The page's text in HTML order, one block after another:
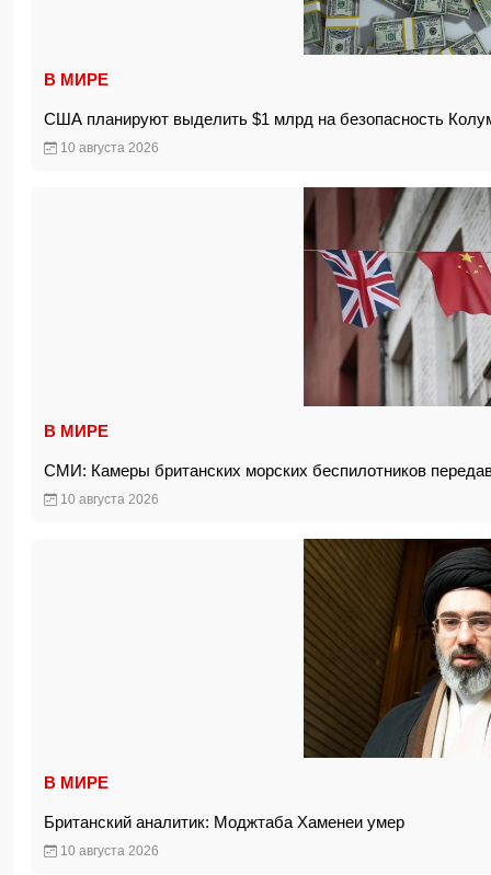
В МИРЕ
США планируют выделить $1 млрд на безопасность
10 августа 2026
В МИРЕ
СМИ: Камеры британских морских беспилотников
10 августа 2026
В МИРЕ
Британский аналитик: Моджтаба Хаменеи умер
10 августа 2026